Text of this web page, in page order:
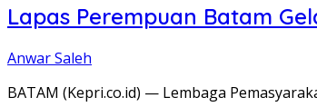
Lapas Perempuan Batam
Anwar Saleh
BATAM (Kepri.co.id) — Lembaga